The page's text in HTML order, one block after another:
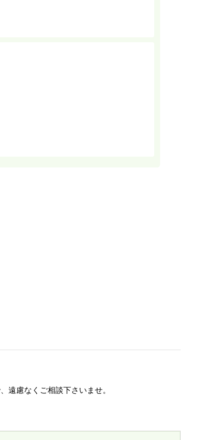
遠慮なくご相談下さいませ。